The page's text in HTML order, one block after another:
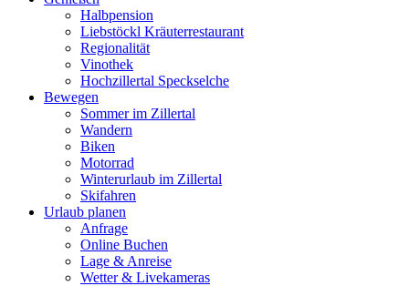
Halbpension
Liebstöckl Kräuterrestaurant
Regionalität
Vinothek
Hochzillertal Speckselche
Bewegen
Sommer im Zillertal
Wandern
Biken
Motorrad
Winterurlaub im Zillertal
Skifahren
Urlaub planen
Anfrage
Online Buchen
Lage & Anreise
Wetter & Livekameras